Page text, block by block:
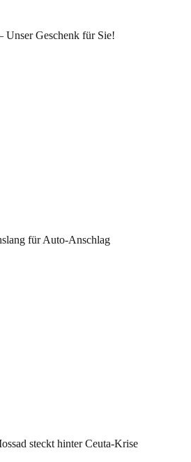
Unser Geschenk für Sie!
für Auto-Anschlag
steckt hinter Ceuta-Krise